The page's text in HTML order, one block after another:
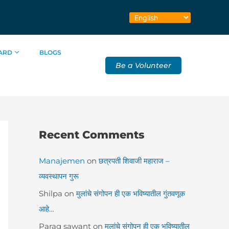
BLOGS
Be a Volunteer
Recent Comments
Manajemen onछत्रपती शिवाजी महाराज –
व्यवस्थापन गुरू
Shilpa onमुलांचे संगोपन ही एक भविष्यातील गुंतवणूक
आहे…
Parag sawant onमुलांचे संगोपन ही एक भविष्यातील